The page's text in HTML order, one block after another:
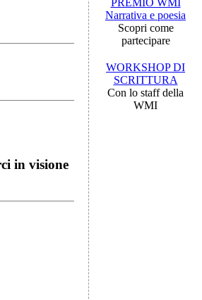
in visione
PREMIO WMI
Narrativa e poesia
Scopri come
partecipare
WORKSHOP DI
SCRITTURA
Con lo staff della
WMI